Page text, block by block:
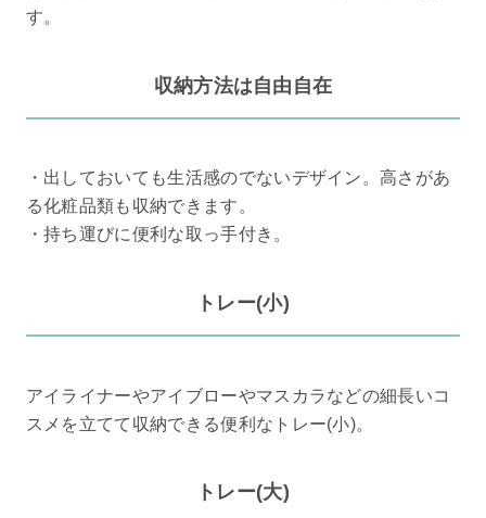
す。
収納方法は自由自在
・出しておいても生活感のでないデザイン。高さがあ
る化粧品類も収納できます。
・持ち運びに便利な取っ手付き。
トレー(小)
アイライナーやアイブローやマスカラなどの細長いコ
スメを立てて収納できる便利なトレー(小)。
トレー(大)